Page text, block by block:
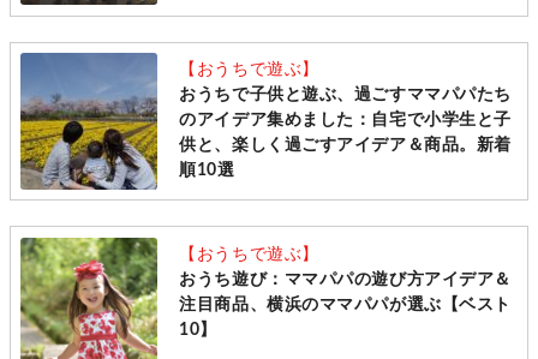
【おうちで遊ぶ】
おうちで子供と遊ぶ、過ごすママパパたち
のアイデア集めました：自宅で小学生と子
供と、楽しく過ごすアイデア＆商品。新着
順10選
【おうちで遊ぶ】
おうち遊び：ママパパの遊び方アイデア＆
注目商品、横浜のママパパが選ぶ【ベスト
10】